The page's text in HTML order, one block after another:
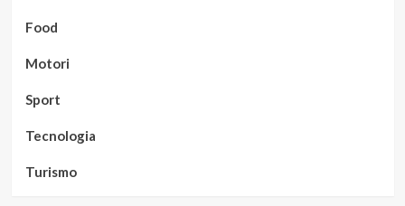
Food
Motori
Sport
Tecnologia
Turismo